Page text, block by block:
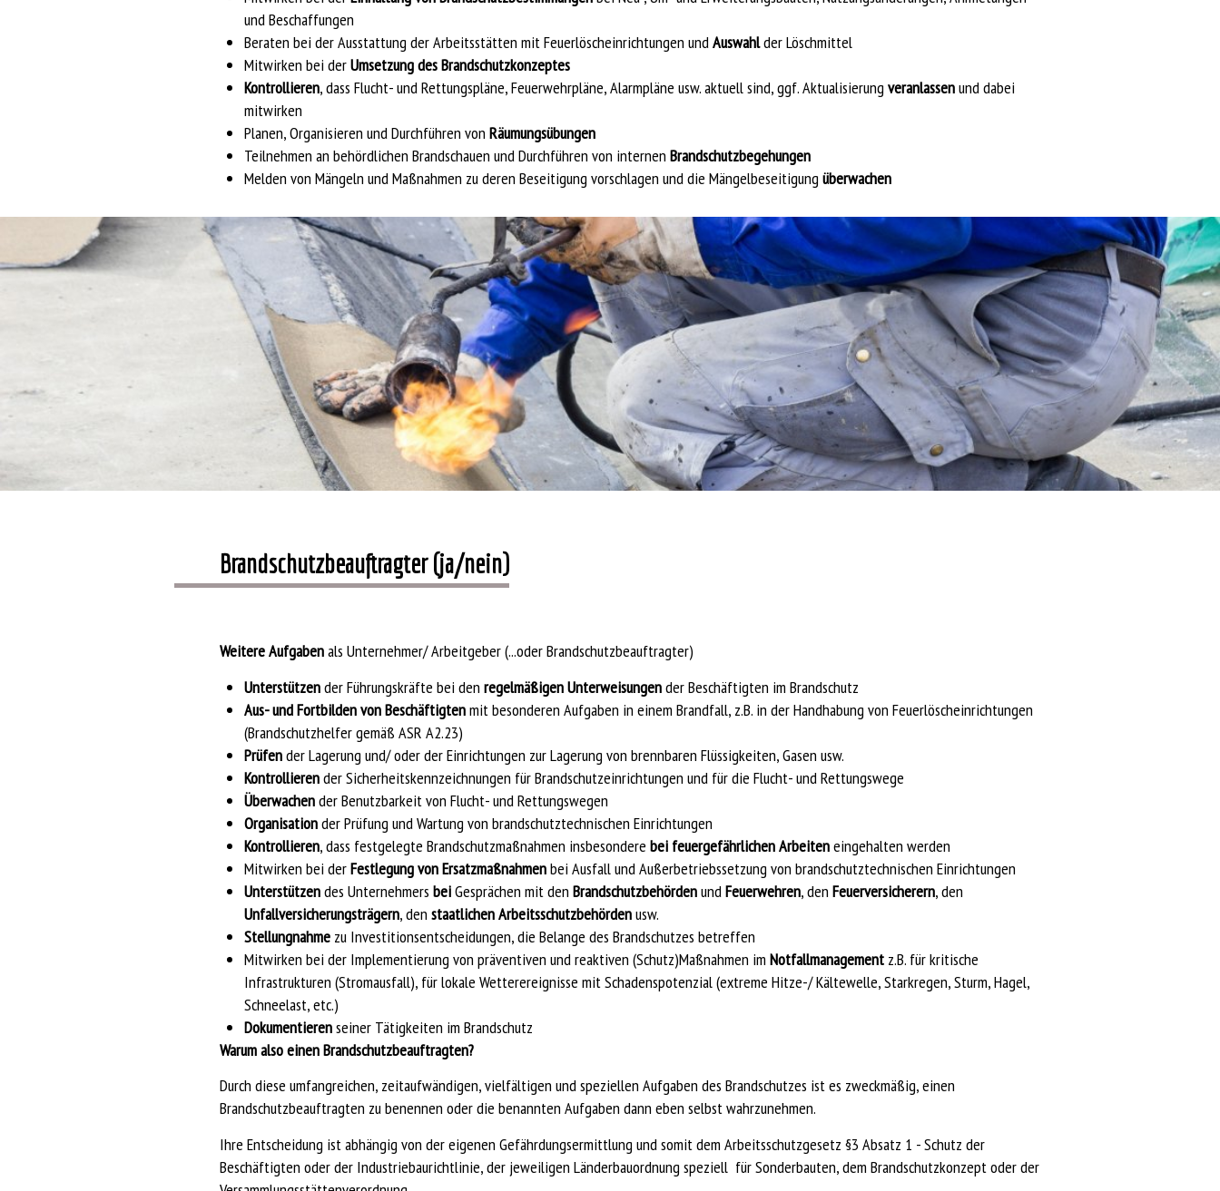
und Beschaffungen
Beraten bei der Ausstattung der Arbeitsstätten mit Feuerlöscheinrichtungen und Auswahlder Löschmittel
Mitwirken bei derUmsetzung des Brandschutzkonzeptes
Kontrollieren, dass Flucht- und Rettungspläne, Feuerwehrpläne, Alarmpläne usw. aktuell sind, ggf. Aktualisierung veranlassenund dabei
mitwirken
Planen, Organisieren und Durchführen von Räumungsübungen
Teilnehmen an behördlichen Brandschauen und Durchführen von internen Brandschutzbegehungen
Melden von Mängeln und Maßnahmen zu deren Beseitigung vorschlagen und die Mängelbeseitigung überwachen
Brandschutzbeauftragter (ja/nein)
Weitere Aufgabenals Unternehmer/ Arbeitgeber (...oder Brandschutzbeauftragter)
Unterstützender Führungskräfte bei den regelmäßigen Unterweisungender Beschäftigten im Brandschutz
Aus- und Fortbilden von Beschäftigtenmit besonderen Aufgaben in einem Brandfall, z.B. in der Handhabung von Feuerlöscheinrichtungen
(Brandschutzhelfer gemäß ASR A2.23)
Prüfender Lagerung und/ oder der Einrichtungen zur Lagerung von brennbaren Flüssigkeiten, Gasen usw.
Kontrollierender Sicherheitskennzeichnungen für Brandschutzeinrichtungen und für die Flucht- und Rettungswege
Überwachender Benutzbarkeit von Flucht- und Rettungswegen
Organisationder Prüfung und Wartung von brandschutztechnischen Einrichtungen
Kontrollieren, dass festgelegte Brandschutzmaßnahmen insbesondere bei feuergefährlichen Arbeiteneingehalten werden
Mitwirken bei derFestlegung von Ersatzmaßnahmenbei Ausfall und Außerbetriebssetzung von brandschutztechnischen Einrichtungen
Unterstützendes Unternehmers beiGesprächen mit den BrandschutzbehördenundFeuerwehren, den Feuerversicherern, den
Unfallversicherungsträgern, den staatlichen Arbeitsschutzbehördenusw.
Stellungnahme zu Investitionsentscheidungen, die Belange des Brandschutzes betreffen
Mitwirken bei der Implementierung von präventiven und reaktiven (Schutz)Maßnahmen im Notfallmanagement z.B. für kritische
Infrastrukturen (Stromausfall), für lokale Wetterereignisse mit Schadenspotenzial (extreme Hitze-/ Kältewelle, Starkregen, Sturm, Hagel,
Schneelast, etc.)
Dokumentierenseiner Tätigkeiten im Brandschutz
Warum also einen Brandschutzbeauftragten?
Durch diese umfangreichen, zeitaufwändigen, vielfältigen und speziellen Aufgaben des Brandschutzes ist es zweckmäßig, einen
Brandschutzbeauftragten zu benennen oder die benannten Aufgaben dann eben selbst wahrzunehmen.
Ihre Entscheidung ist abhängig von der eigenen Gefährdungsermittlung und somit dem Arbeitsschutzgesetz §3 Absatz 1 - Schutz der
Beschäftigten oder der Industriebaurichtlinie, der jeweiligen Länderbauordnung speziell für Sonderbauten, dem Brandschutzkonzept oder der